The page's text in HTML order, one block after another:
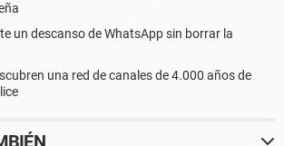
un descanso de WhatsApp sin borrar la
una red de canales de 4.000 años de